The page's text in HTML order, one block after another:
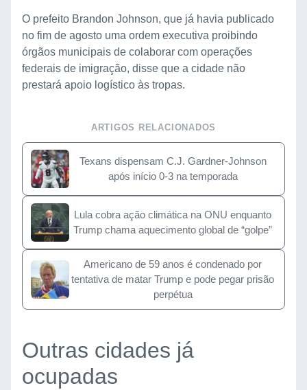
O prefeito Brandon Johnson, que já havia publicado
no fim de agosto uma ordem executiva proibindo
órgãos municipais de colaborar com operações
federais de imigração, disse que a cidade não
prestará apoio logístico às tropas.
ARTIGOS RELACIONADOS
Texans dispensam C.J. Gardner-Johnson
após início 0-3 na temporada
Lula cobra ação climática na ONU enquanto
Trump chama aquecimento global de “golpe”
Americano de 59 anos é condenado por
tentativa de matar Trump e pode pegar prisão
perpétua
Outras cidades já
ocupadas